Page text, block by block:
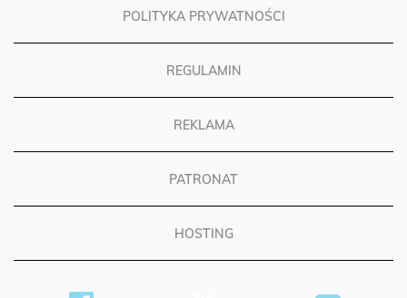
POLITYKA PRYWATNOŚCI
REGULAMIN
REKLAMA
PATRONAT
HOSTING